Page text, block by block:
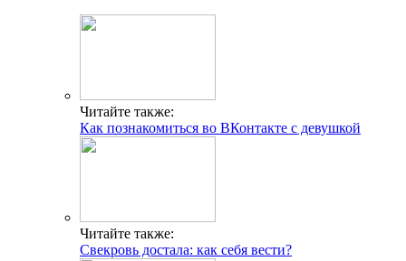
Читайте также:
Как познакомиться во ВКонтакте с девушкой
Читайте также:
Свекровь достала: как себя вести?